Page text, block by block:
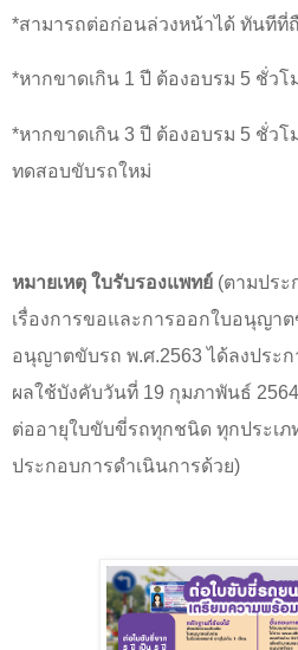
*สามารถต่อก่อนล่วงหน้าได้ ทันที
*หากขาดเกิน 1 ปี ต้องอบรม 5 ชั่วโ
*หากขาดเกิน 3 ปี ต้องอบรม 5 ชั่วโ
ทดสอบขับรถใหม่
หมายเหตุ ใบรับรองแพทย์ (ตามประ
เรื่องการขอและการออกใบอนุญา
อนุญาตขับรถ พ.ศ.2563ได้ลงประ
ผลใช้บังคับวันที่ 19 กุมภาพันธ์ 2564
ต่ออายุใบขับขี่รถทุกชนิด ทุกประเภ
ประกอบการดำเนินการด้วย)